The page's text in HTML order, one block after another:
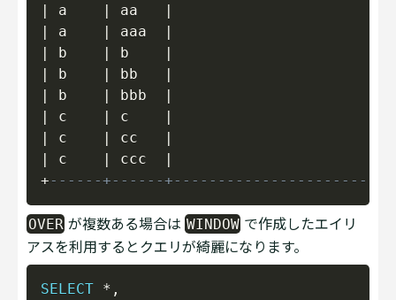
|
a | aa |
|
a | aaa |
|
b | b |
|
b | bb |
|
b | bbb |
|
c | c |
|
c | cc |
|
c | ccc |
+------+------
OVER が複数ある場合はWINDOW で作成したエイリ
アスを利用するとクエリが綺麗になります。
SELECT * ,